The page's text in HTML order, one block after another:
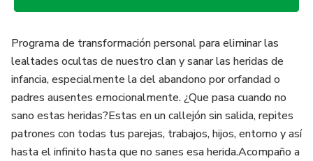
Programa de transformación personal para eliminar las
lealtades ocultas de nuestro clan y sanar las heridas de
infancia, especialmente la del abandono por orfandad o
padres ausentes emocionalmente. ¿Que pasa cuando no
sano estas heridas?Estas en un callejón sin salida, repites
patrones con todas tus parejas, trabajos, hijos, entorno y así
hasta el infinito hasta que no sanes esa herida.Acompaño a